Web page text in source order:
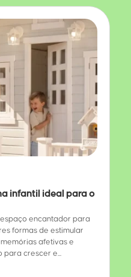
infantil ideal para o
encantador para
formas de estimular
afetivas e
para crescer e...